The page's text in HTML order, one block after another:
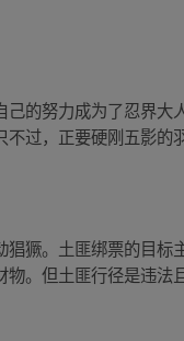
的努力成为了忍界
过，正要硬刚五影的
獗。土匪绑票的目
。但土匪行径是违法